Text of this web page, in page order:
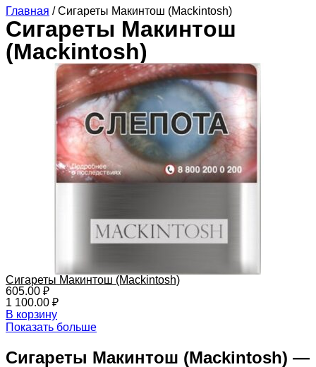
Главная / Сигареты Макинтош (Mackintosh)
Сигареты Макинтош
(Mackintosh)
Сигареты Макинтош (Mackintosh)
605.00 ₽
1 100.00 ₽
В корзину
Показать больше
Сигареты Макинтош (Mackintosh) —